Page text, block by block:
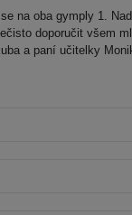
na oba gymply 1.
doporučit všem
a paní učitelky